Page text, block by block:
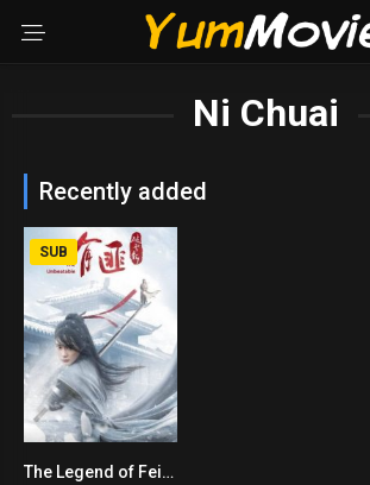
Ni Chuai
Recently added
5.4
SUB
The Legend of Fei (2021)